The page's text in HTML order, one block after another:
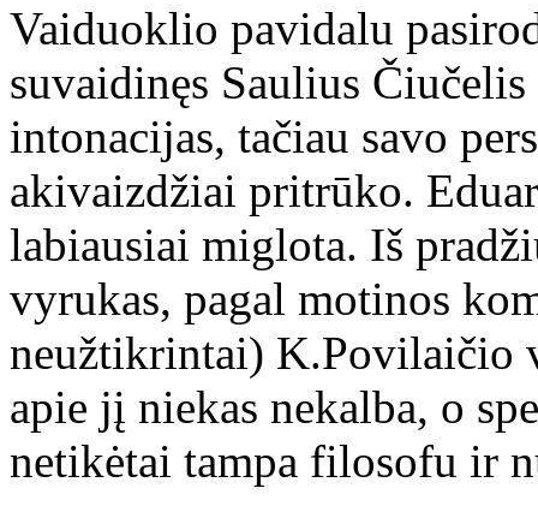
Vaiduoklio pavidalu
suvaidinęs Saulius
intonacijas, tačiau savo
akivaizdžiai pritrūko.
labiausiai miglota. Iš
vyrukas, pagal motinos
neužtikrintai) K.Povilaičio
apie jį niekas nekalba, o
netikėtai tampa filosofu ir